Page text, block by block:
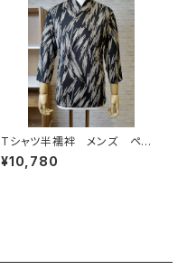
Tシャツ半襦袢 メンズ ペイ
ント柄 カーキ
¥10,780